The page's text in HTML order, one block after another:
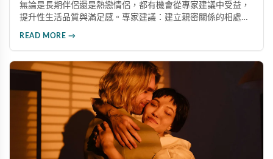
無論是長期伴侶還是熱戀情侶，都有機會從專家建議中受益，
提升性生活品質與滿足感。專家建議：建立親密關係的相處模
READ MORE →